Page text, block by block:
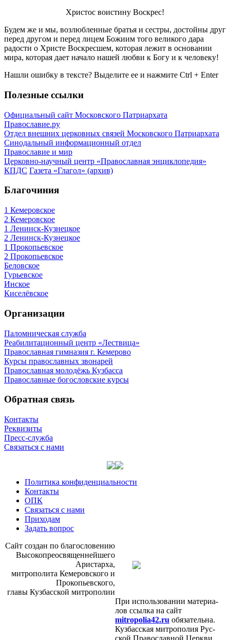
Христос воистину Воскрес!
Будем же и мы, возлюбленные братья и сестры, достойны друг
перед другом и перед лицем Божиим того великого дара
радости о Христе Воскресшем, которая лежит в основании
мира, которая дает начало нашей любви к Богу и к человеку!
Нашли ошибку в тексте? Выделите ее и нажмите Ctrl + Enter
Полезные ссылки
Официальный сайт Московского Патриархата
Православие.ру
Отдел внешних церковных связей Московского Патриархата
Синодальный информационный отдел
Православие и мир
Церковно-научный центр «Православная энциклопедия»
КПДС Газета «Глагол» (архив)
Благочиния
1 Кемеровское
2 Кемеровское
1 Ленинск-Кузнецкое
2 Ленинск-Кузнецкое
1 Прокопьевское
2 Прокопьевское
Беловское
Гурьевское
Инское
Киселёвское
Организации
Паломническая служба
Реабилитационный центр «Лествица»
Православная гимназия г. Кемерово
Курсы православных звонарей
Православная молодёжь Кузбасса
Православные богословские курсы
Обратная связь
Контакты
Реквизиты
Пресс-служба
Связаться с нами
Политика конфиденциальности
Контакты
ОПК
Связаться с нами
Приходам
Задать вопрос
Сайт со­здан по бла­го­сло­ве­нию
Вы­со­ко­прео­свя­щен­ней­ше­го
Ари­стар­ха,
мит­ро­по­ли­та Ке­ме­ров­ско­го и
Про­ко­пьев­ско­го,
гла­вы Куз­бас­ской мит­ро­по­лии
При ис­поль­зо­ва­нии ма­те­ри­а­
лов ссыл­ка на сайт
mitropolia42.ru обя­за­тель­на.
Куз­бас­ская мит­ро­по­лия Рус­
ской Пра­во­слав­ной Церк­ви